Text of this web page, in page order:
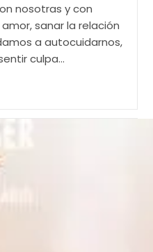
nosotras y con
sanar la relación
a autocuidarnos,
culpa…